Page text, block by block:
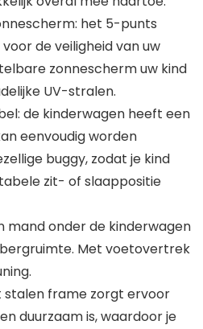
het 5-punts
de veiligheid van uw
zonnescherm uw kind
UV-stralen.
de kinderwagen heeft een
eenvoudig worden
buggy, zodat je kind
zit- of slaappositie
mand onder de kinderwagen
Met voetovertrek
stalen frame zorgt ervoor
duurzaam is, waardoor je